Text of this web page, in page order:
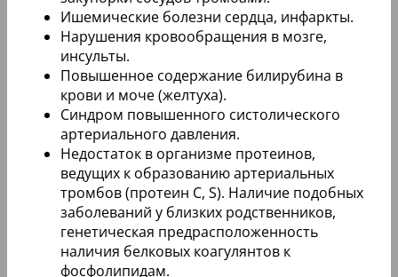
Ишемические болезни сердца, инфаркты.
Нарушения кровообращения в мозге,
инсульты.
Повышенное содержание билирубина в
крови и моче (желтуха).
Синдром повышенного систолического
артериального давления.
Недостаток в организме протеинов,
ведущих к образованию артериальных
тромбов (протеин C, S). Наличие подобных
заболеваний у близких родственников,
генетическая предрасположенность
наличия белковых коагулянтов к
фосфолипидам.